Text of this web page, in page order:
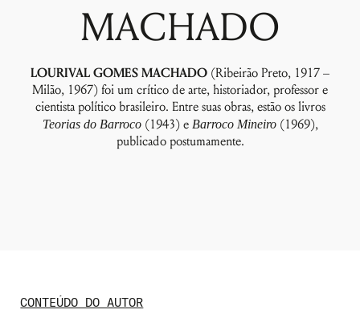
MACHADO
LOURIVAL GOMES MACHADO (Ribeirão Preto, 1917 –
Milão, 1967) foi um crítico de arte, historiador, professor e
cientista político brasileiro. Entre suas obras, estão os livros
Teorias do Barroco(1943) e Barroco Mineiro(1969),
publicado postumamente.
CONTEÚDO DO AUTOR
Senha